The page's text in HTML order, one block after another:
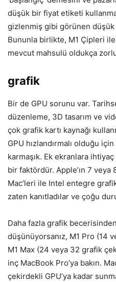
düşük bir fiyat etiketi
gizlenmiş gibi görünen düşük
Bununla birlikte, M1 Çipleri
mevcut mahsulü oldukça
grafik
Bir de GPU sorunu var.
düzenleme, 3D tasarım ve
çok grafik kartı kaynağı
GPU hızlandırmalı olduğu
karmaşık. Ek ekranlara
bir faktördür. Apple’ın 7 veya
Mac’leri ile Intel entegre
zaten kanıtladılar ve çoğu
Daha fazla grafik becerisinden
düşünüyorsanız, M1 Pro (14
M1 Max (24 veya 32 grafik
inç MacBook Pro’ya bakın.
çekirdekli GPU’ya kadar